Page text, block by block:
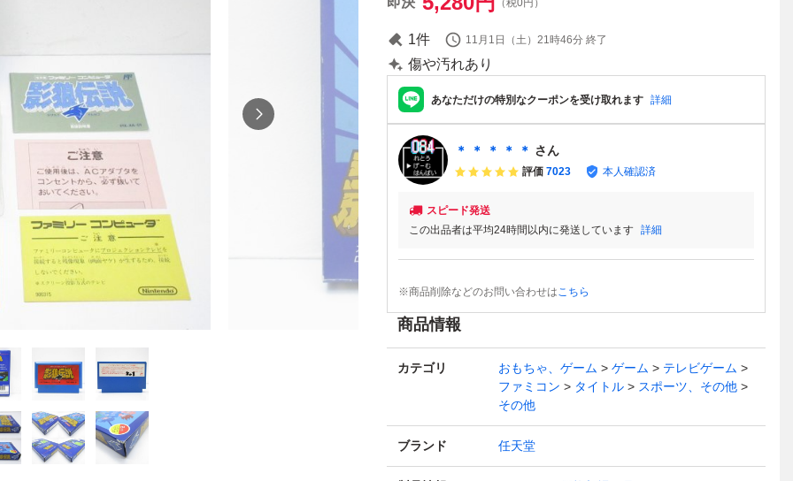
（税0円）
1件 11月1日（土）21時46分 終了
傷や汚れあり
あなただけの特別なクーポンを受け取れます 詳細
＊ ＊ ＊ ＊ ＊ さん
評価 7023 本人確認済
スピード発送
この出品者は平均24時間以内に発送しています 詳細
※商品削除などのお問い合わせはこちら
商品情報
カテゴリ おもちゃ、ゲーム ゲーム
テレビゲーム
ファミコン
タイトル
スポーツ、その他
その他
ブランド 任天堂